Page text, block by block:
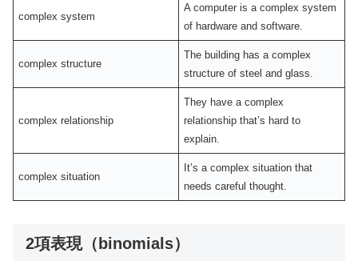
complex system
A computer is a complex system
of hardware and software.
complex structure
The building has a complex
structure of steel and glass.
complex relationship
They have a complex
relationship that’s hard to
explain.
complex situation
It’s a complex situation that
needs careful thought.
2項表現（binomials）